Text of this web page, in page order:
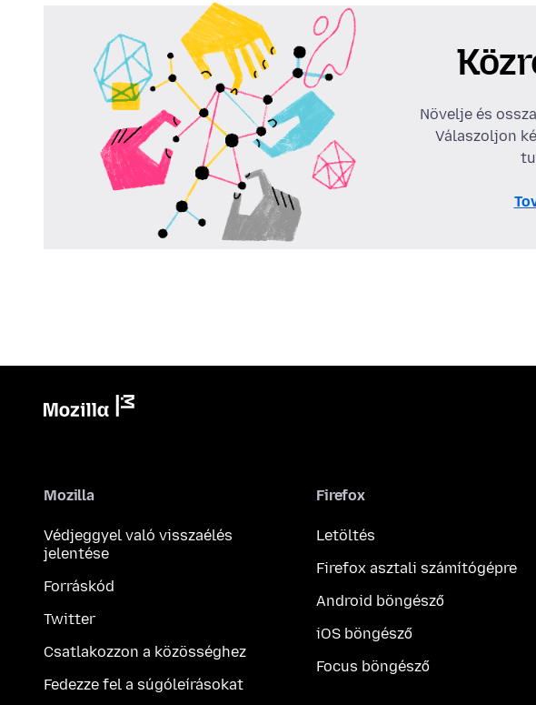
Növelje és
Válaszoljon
Mozilla
Védjeggyel való visszaélés
jelentése
Forráskód
Twitter
Csatlakozzon a közösséghez
Fedezze fel a súgóleírásokat
Firefox
Letöltés
Firefox asztali számítógépre
Android böngésző
iOS böngésző
Focus böngésző